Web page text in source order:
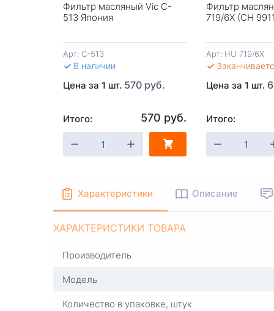
Фильтр масляный Vic C-
513 Япония
Арт: C-513
В наличии
Цена за 1 шт. 570 руб.
Итого: 570 руб.
Фильтр
719/6X (CH
Арт: HU 719/6X
Цена за 1 шт.
Итого:
+ В КОРЗИНУ - + В
Характеристики Описание
ХАРАКТЕРИСТИКИ ТОВАРА
Производитель
Модель
Количество в упаковке, штук